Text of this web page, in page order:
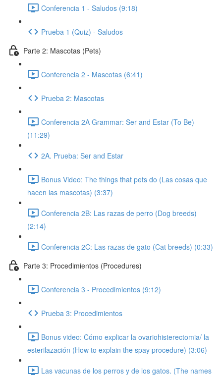
Conferencia 1 - Saludos (9:18)
Prueba 1 (Quiz) - Saludos
Parte 2: Mascotas (Pets)
Conferencia 2 - Mascotas (6:41)
Prueba 2: Mascotas
Conferencia 2A Grammar: Ser and Estar (To Be)
(11:29)
2A. Prueba: Ser and Estar
Bonus Video: The things that pets do (Las cosas que
hacen las mascotas) (3:37)
Conferencia 2B: Las razas de perro (Dog breeds)
(2:14)
Conferencia 2C: Las razas de gato (Cat breeds) (0:33)
Parte 3: Procedimientos (Procedures)
Conferencia 3 - Procedimientos (9:12)
Prueba 3: Procedimientos
Bonus video: Cómo explicar la ovariohisterectomia/ la
esterilazación (How to explain the spay procedure) (3:06)
Las vacunas de los perros y de los gatos. (The names